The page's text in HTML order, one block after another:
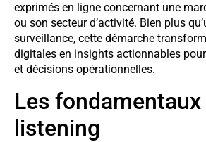
exprimés en ligne concernant une
ou son secteur d’activité. Bien plus
surveillance, cette démarche
digitales en insights actionnables
et décisions opérationnelles.
Les
listening